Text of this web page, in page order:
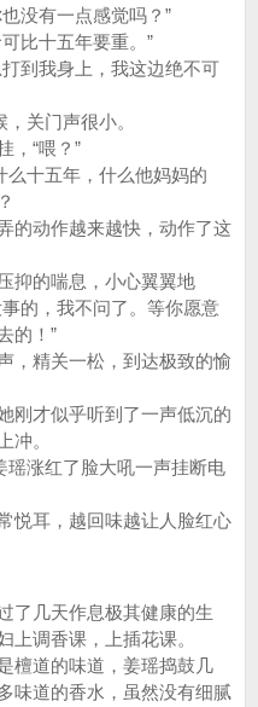
没有一点感觉吗？”
比十五年要重。”
到我身上，我这边绝不可
关门声很小。
“喂？”
十五年，什么他妈妈的
动作越来越快，动作了这
的喘息，小心翼翼地
的，我不问了。等你愿意
的！”
精关一松，到达极致的愉
才似乎听到了一声低沉的
冲。
涨红了脸大吼一声挂断电
耳，越回味越让人脸红心
几天作息极其健康的生
上调香课，上插花课。
道的味道，姜瑶捣鼓几
味道的香水，虽然没有细腻